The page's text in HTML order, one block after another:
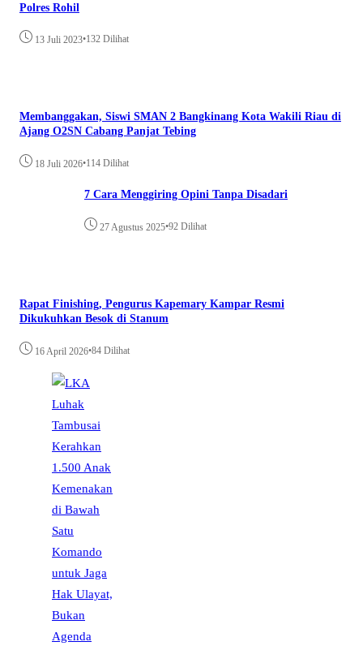
Polres Rohil
13 Juli 2023•132 Dilihat
Membanggakan, Siswi SMAN 2 Bangkinang Kota Wakili Riau di
Ajang O2SN Cabang Panjat Tebing
18 Juli 2026•114 Dilihat
7 Cara Menggiring Opini Tanpa Disadari
27 Agustus 2025•92 Dilihat
Rapat Finishing, Pengurus Kapemary Kampar Resmi
Dikukuhkan Besok di Stanum
16 April 2026•84 Dilihat